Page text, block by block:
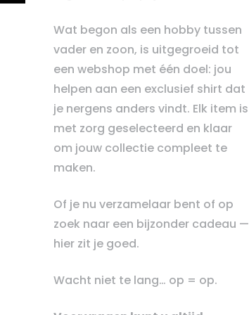
Wat begon als een hobby tussen
vader en zoon, is uitgegroeid tot
een webshop met één doel: jou
helpen aan een exclusief shirt dat
je nergens anders vindt. Elk item is
met zorg geselecteerd en klaar
om jouw collectie compleet te
maken.
Of je nu verzamelaar bent of op
zoek naar een bijzonder cadeau —
hier zit je goed.
Wacht niet te lang… op = op.